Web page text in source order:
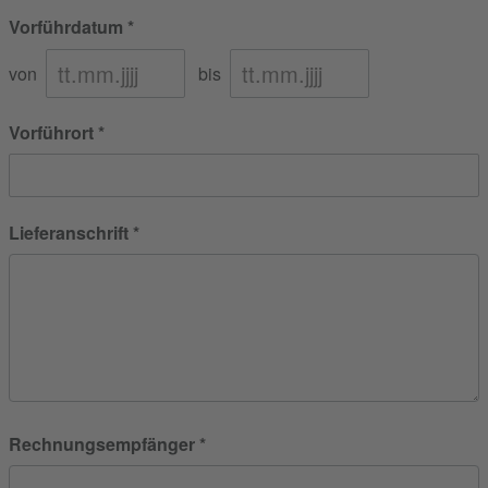
Vorführdatum
von
bis
Vorführort
Lieferanschrift
Rechnungsempfänger